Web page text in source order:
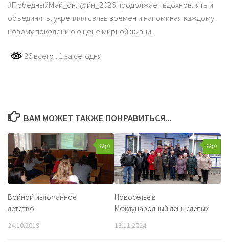
#ПобедныйМай_онл@йн_2026 продолжает вдохновлять и
объединять, укрепляя связь времен и напоминая каждому
новому поколению о цене мирной жизни.
26 всего , 1 за сегодня
ВАМ МОЖЕТ ТАКЖЕ ПОНРАВИТЬСЯ...
0
Войной изломанное
детство
24.10.2019
0
Новоселье в
Международный день слепых
13.11.2024